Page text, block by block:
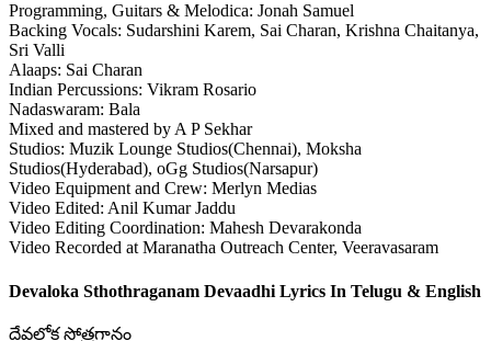
Programming, Guitars & Melodica: Jonah Samuel
Backing Vocals: Sudarshini Karem, Sai Charan, Krishna Chaitanya,
Sri Valli
Alaaps: Sai Charan
Indian Percussions: Vikram Rosario
Nadaswaram: Bala
Mixed and mastered by A P Sekhar
Studios: Muzik Lounge Studios(Chennai), Moksha
Studios(Hyderabad), oGg Studios(Narsapur)
Video Equipment and Crew: Merlyn Medias
Video Edited: Anil Kumar Jaddu
Video Editing Coordination: Mahesh Devarakonda
Video Recorded at Maranatha Outreach Center, Veeravasaram
Devaloka Sthothraganam Devaadhi Lyrics In Telugu & English
దేవలోక స్తోత్రగానం